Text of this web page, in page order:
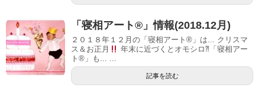
「寝相アート®」情報(2018.12月)
２０１８年１２月の「寝相アート®」は... クリスマ
ス＆お正月
年末に近づくとオモシロ⁈「寝相アー
ト®」も... ...
記事を読む